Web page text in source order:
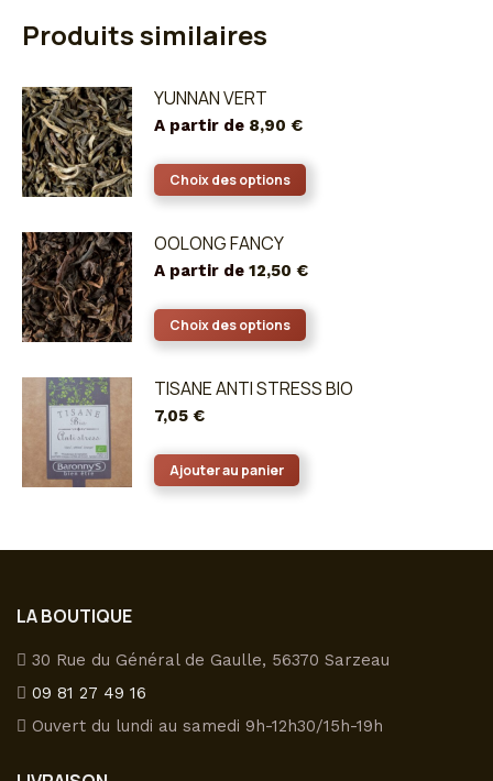
Produits similaires
YUNNAN VERT
A partir de 8,90 €
Choix des options
produit
Les
options
être
OOLONG FANCY
A partir de 12,50 €
Choix des options
produit
page
TISANE ANTI STRESS BIO
7,05 €
Ajouter au panier
LA BOUTIQUE
30 Rue du Général de Gaulle, 56370 Sarzeau
09 81 27 49 16
Ouvert du lundi au samedi 9h-12h30/15h-19h